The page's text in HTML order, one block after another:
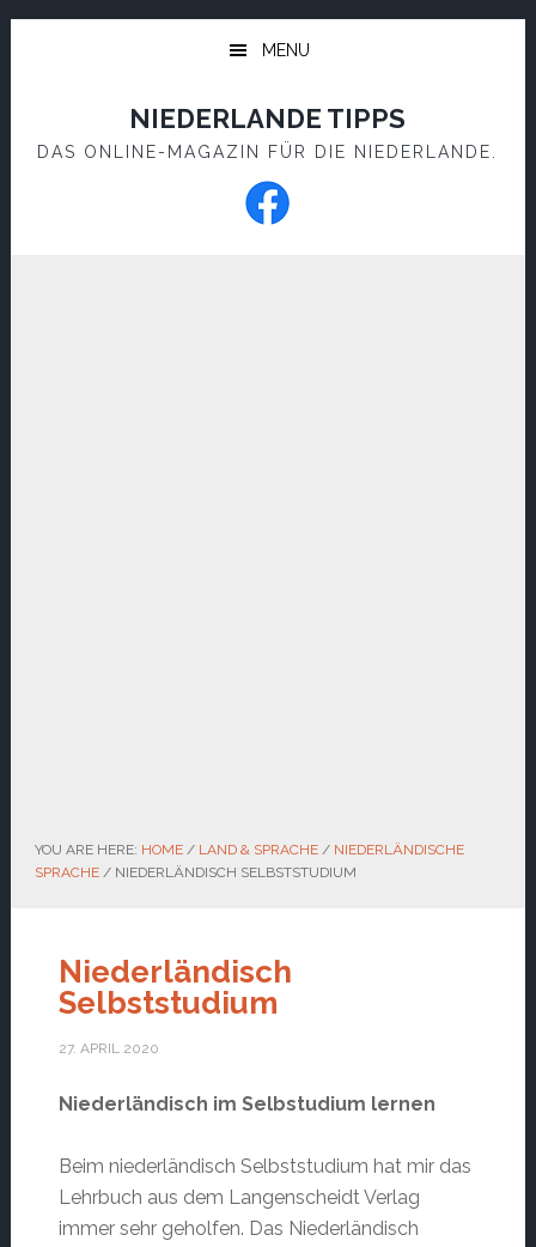
Skip
Skip
MENU
NIEDERLANDE TIPPS
DAS ONLINE-MAGAZIN FÜR DIE NIEDERLANDE.
YOU ARE HERE: HOME / LAND & SPRACHE / NIEDERLÄNDISCHE
SPRACHE /NIEDERLÄNDISCH SELBSTSTUDIUM
Niederländisch
Selbststudium
27. APRIL 2020
Niederländisch im Selbstudium lernen
Beim niederländisch Selbststudium hat mir das
Lehrbuch aus dem Langenscheidt Verlag
immer sehr geholfen. Das Niederländisch